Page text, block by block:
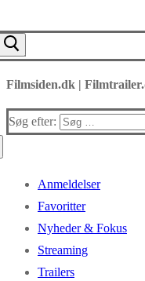
Filmsiden.dk |
Søg efter:
Anmeldelser
Favoritter
Nyheder & Fokus
Streaming
Trailers